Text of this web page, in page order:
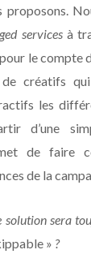
proposons.
servicesà
le compte
créatifs
les
d’une
de faire
de la
solution sera
» ?